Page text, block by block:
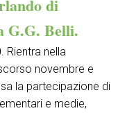
di
G.G. Belli.
Rientra nella
novembre e
la partecipazione di
e medie,